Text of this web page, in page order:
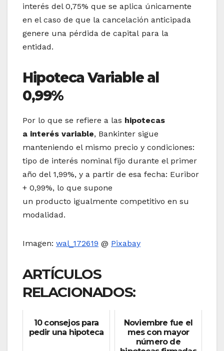
interés del 0,75% que se aplica únicamente
en el caso de que la cancelación anticipada
genere una pérdida de capital para la
entidad.
Hipoteca Variable al
0,99%
Por lo que se refiere a las hipotecas
a interés variable, Bankinter sigue
manteniendo el mismo precio y condiciones:
tipo de interés nominal fijo durante el primer
año del 1,99%, y a partir de esa fecha: Euribor
+ 0,99%, lo que supone
un producto igualmente competitivo en su
modalidad.
Imagen: wal_172619 @ Pixabay
ARTÍCULOS
RELACIONADOS:
10 consejos para
pedir una hipoteca
Noviembre fue el
mes con mayor
número de